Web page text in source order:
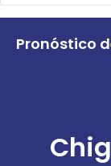
Pronóstico